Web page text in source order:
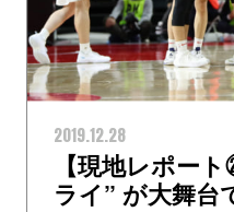
2019.12.28
【現地レポー
ライ” が大舞台